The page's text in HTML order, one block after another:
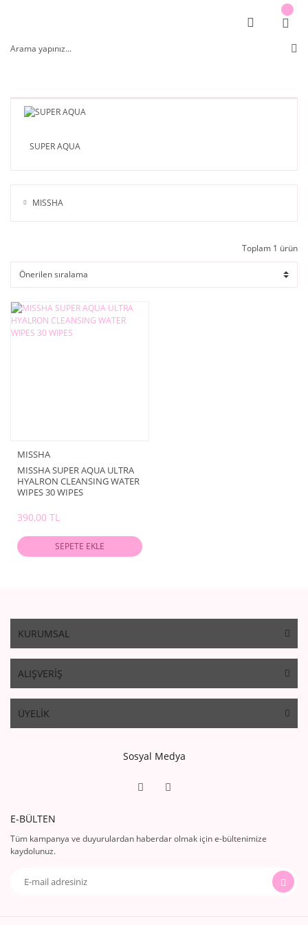
SUPER AQUA
MISSHA
Toplam 1 ürün
MISSHA
MISSHA SUPER AQUA ULTRA
HYALRON CLEANSING WATER
WIPES 30 WIPES
390,00 TL
SEPETE EKLE
KURUMSAL
ALIŞVERİŞ
ÜYELİK
Sosyal Medya
E-BÜLTEN
Tüm kampanya ve duyurulardan haberdar olmak için e-bültenimize
kaydolunuz.